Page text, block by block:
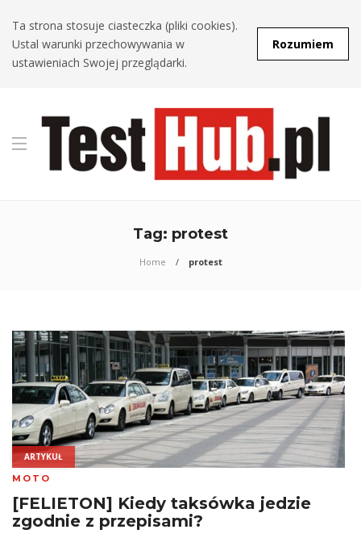
Ta strona stosuje ciasteczka (pliki cookies).
Ustal warunki przechowywania w
ustawieniach Swojej przeglądarki.
Rozumiem
Tag: protest
Home protest
ARTYKUŁ
MOTO
[FELIETON] Kiedy taksówka jedzie
zgodnie z przepisami?